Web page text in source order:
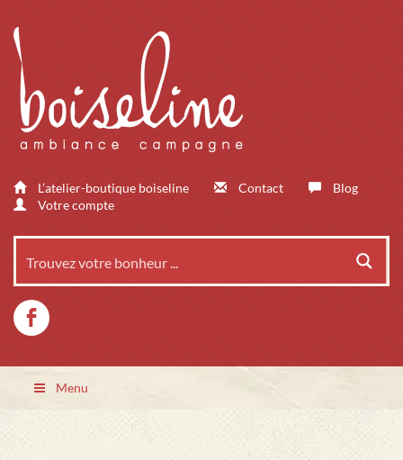
L’atelier-boutique boiseline Contact
Blog
Votre compte
Menu